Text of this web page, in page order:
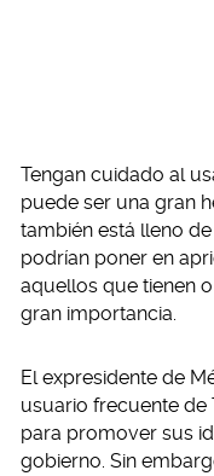
Tengan cuidado al
puede ser una gran
también está lleno
podrían poner en
aquellos que tienen
gran importancia.
El expresidente de
usuario frecuente de
para promover sus
gobierno. Sin